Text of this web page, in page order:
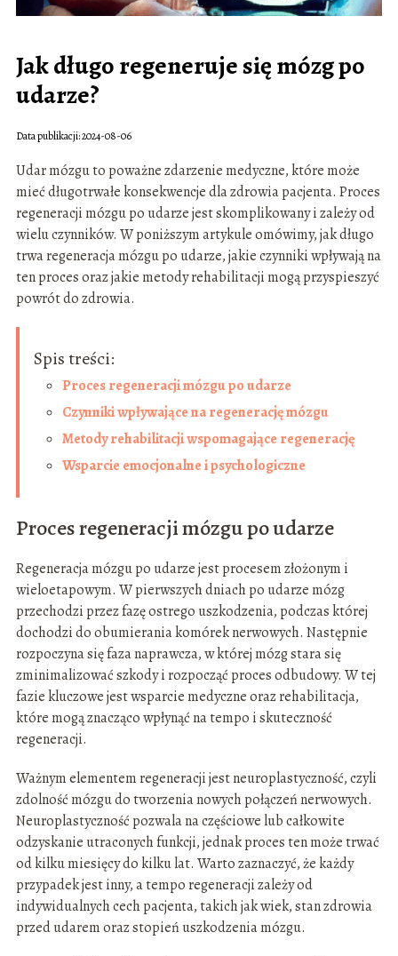
Jak długo regeneruje się mózg po
udarze?
Data publikacji: 2024-08-06
Udar mózgu to poważne zdarzenie medyczne, które może
mieć długotrwałe konsekwencje dla zdrowia pacjenta. Proces
regeneracji mózgu po udarze jest skomplikowany i zależy od
wielu czynników. W poniższym artykule omówimy, jak długo
trwa regeneracja mózgu po udarze, jakie czynniki wpływają na
ten proces oraz jakie metody rehabilitacji mogą przyspieszyć
powrót do zdrowia.
Spis treści:
Proces regeneracji mózgu po udarze
Czynniki wpływające na regenerację mózgu
Metody rehabilitacji wspomagające regenerację
Wsparcie emocjonalne i psychologiczne
Proces regeneracji mózgu po udarze
Regeneracja mózgu po udarze jest procesem złożonym i
wieloetapowym. W pierwszych dniach po udarze mózg
przechodzi przez fazę ostrego uszkodzenia, podczas której
dochodzi do obumierania komórek nerwowych. Następnie
rozpoczyna się faza naprawcza, w której mózg stara się
zminimalizować szkody i rozpocząć proces odbudowy. W tej
fazie kluczowe jest wsparcie medyczne oraz rehabilitacja,
które mogą znacząco wpłynąć na tempo i skuteczność
regeneracji.
Ważnym elementem regeneracji jest neuroplastyczność, czyli
zdolność mózgu do tworzenia nowych połączeń nerwowych.
Neuroplastyczność pozwala na częściowe lub całkowite
odzyskanie utraconych funkcji, jednak proces ten może trwać
od kilku miesięcy do kilku lat. Warto zaznaczyć, że każdy
przypadek jest inny, a tempo regeneracji zależy od
indywidualnych cech pacjenta, takich jak wiek, stan zdrowia
przed udarem oraz stopień uszkodzenia mózgu.